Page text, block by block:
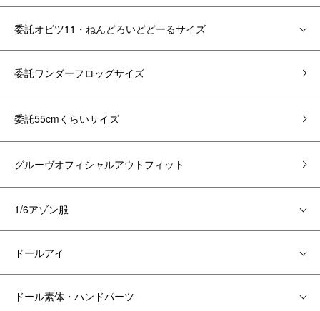
委託オビツ11・ねんどろいどどーるサイズ
委託ワンダーフロッグサイズ
委託55cmくらいサイズ
グルーヴオフィシャルアウトフィット
1/6アゾン服
ドールアイ
ドール素体・ハンドパーツ